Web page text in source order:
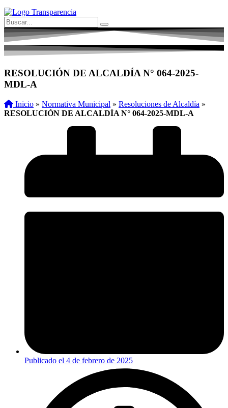
RESOLUCIÓN DE ALCALDÍA N° 064-2025-
MDL-A
Inicio » Normativa Municipal » Resoluciones de Alcaldía »
RESOLUCIÓN DE ALCALDÍA N° 064-2025-MDL-A
Publicado el 4 de febrero de 2025